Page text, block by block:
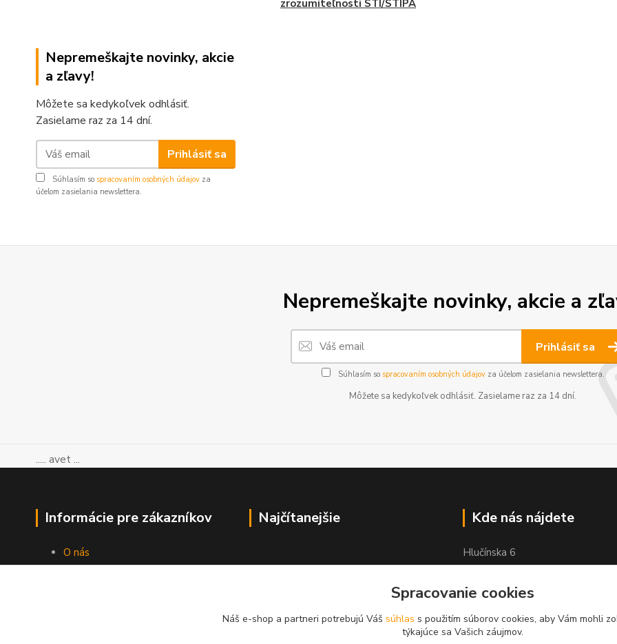
Nepremeškajte novinky, akcie
a zľavy!
Môžete sa kedykoľvek odhlásiť.
Zasielame raz za 14 dní.
Prihlásiť sa
Súhlasím so spracovaním osobných údajov za
účelom zasielania newslettera.
zrozumiteľnosti STI/STIPA
Nepremeškajte novinky, akcie a
Prihlásiť sa
Súhlasím so spracovaním osobných údajovza účelom zasielania newslettera.
Môžete sa kedykoľvek odhlásiť. Zasielame raz za 14 dní.
..... avet ...
Informácie pre zákazníkov
O nás
Ako nakupovať
Najčítanejšie Kde nás nájdete
Hlučínska 6
Spracovanie cookies
Náš e-shop a partneri potrebujú Váš súhlas s použitím súborov cookies, aby Vám mohli
týkajúce sa Vašich záujmov.